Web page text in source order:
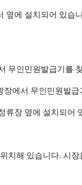
옆에 설치되어 있습
무인민원발급기를
장에서 무인민원발
류장 옆에 설치되
치해 있습니다. 시